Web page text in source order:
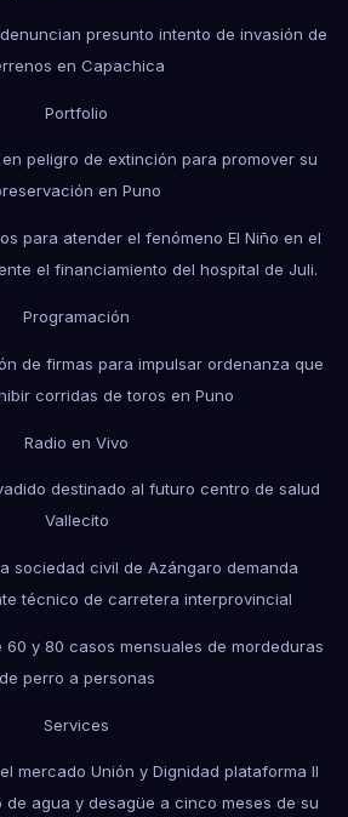
presunto intento de invasión de
en Capachica
Portfolio
peligro de extinción para promover su
en Puno
para atender el fenómeno El Niño en el
el financiamiento del hospital de Juli.
Programación
de firmas para impulsar ordenanza que
corridas de toros en Puno
Radio en Vivo
destinado al futuro centro de salud
Vallecito
sociedad civil de Azángaro demanda
técnico de carretera interprovincial
60 y 80 casos mensuales de mordeduras
de perro a personas
Services
mercado Unión y Dignidad plataforma II
agua y desagüe a cinco meses de su